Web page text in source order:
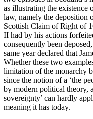
as illustrating the existence
law, namely the deposition
Scottish Claim of Right of
II had by his actions
consequently been
same year declared that
Whether these two
limitation of the monarchy
since the notion of a ‘the
by modern political theory,
sovereignty’ can hardly
meaning it has today.